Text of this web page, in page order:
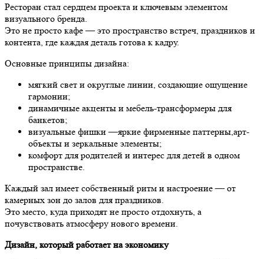
Ресторан стал сердцем проекта и ключевым элементом
визуального бренда.
Это не просто кафе — это пространство встреч, праздников и
контента, где каждая деталь готова к кадру.
Основные принципы дизайна:
мягкий свет и округлые линии, создающие ощущение
гармонии;
динамичные акценты и мебель-трансформеры для
банкетов;
визуальные фишки —яркие фирменные паттерны,арт-
объекты и зеркальные элементы;
комфорт для родителей и интерес для детей в одном
пространстве.
Каждый зал имеет собственный ритм и настроение — от
камерных зон до залов для праздников.
Это место, куда приходят не просто отдохнуть, а
почувствовать атмосферу нового времени.
Дизайн, который работает на экономику